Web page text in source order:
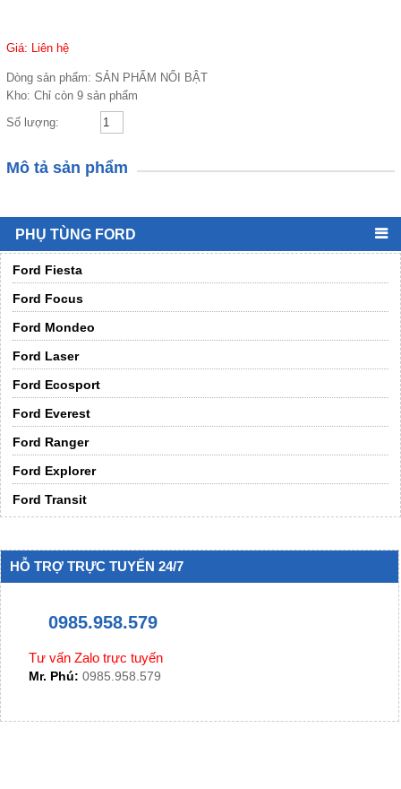
Giá: Liên hệ
Dòng sản phẩm: SẢN PHẨM NỔI BẬT
Kho: Chỉ còn 9 sản phẩm
Số lượng:
Mô tả sản phẩm
PHỤ TÙNG FORD
Ford Fiesta
Ford Focus
Ford Mondeo
Ford Laser
Ford Ecosport
Ford Everest
Ford Ranger
Ford Explorer
Ford Transit
HỖ TRỢ TRỰC TUYẾN 24/7
0985.958.579
Tư vấn Zalo trực tuyến
Mr. Phú: 0985.958.579